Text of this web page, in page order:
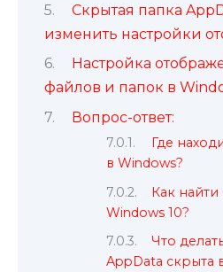
Скрытая папка
изменить настройки
Настройка
файлов и папок в
Вопрос-ответ:
Где
в Windows?
Как найти
Windows 10?
Что
AppData скрыта